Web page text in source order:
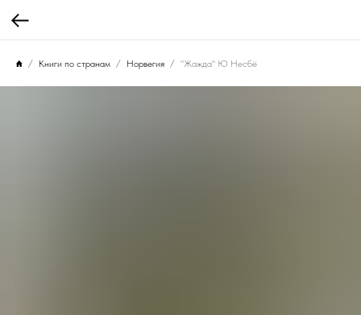
Книги по странам Норвегия "Жажда" Ю Несбё